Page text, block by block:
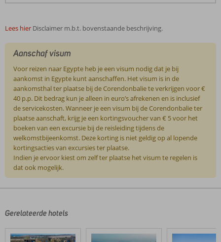
Lees hier Disclaimer m.b.t. bovenstaande beschrijving.
Aanschaf visum
Voor reizen naar Egypte heb je een visum nodig dat je bij
aankomst in Egypte kunt aanschaffen. Het visum is in de
aankomsthal ter plaatse bij de Corendonbalie te verkrijgen voor €
40 p.p. Dit bedrag kun je alleen in euro’s afrekenen en is inclusief
de servicekosten. Wanneer je een visum bij de Corendonbalie ter
plaatse aanschaft, krijg je een kortingsvoucher van € 5 voor het
boeken van een excursie bij de reisleiding tijdens de
welkomstbijeenkomst. Deze korting is niet geldig op al lopende
kortingsacties van excursies ter plaatse.
Indien je ervoor kiest om zelf ter plaatse het visum te regelen is
dat ook mogelijk.
door
klanten
Gerelateerde hotels